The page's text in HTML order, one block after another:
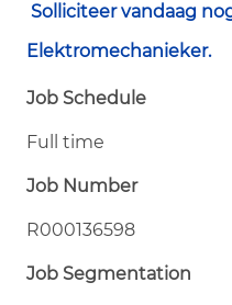
Solliciteer vandaag
Elektromechanieker.
Job Schedule
Full time
Job Number
R000136598
Job Segmentation